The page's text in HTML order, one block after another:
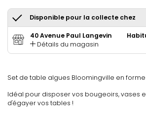
Disponible pour la collecte chez
40 Avenue Paul Langevin
Détails du magasin
Set de table algues Bloomingville en
Idéal pour disposer vos bougeoirs, vases
d'égayer vos tables !